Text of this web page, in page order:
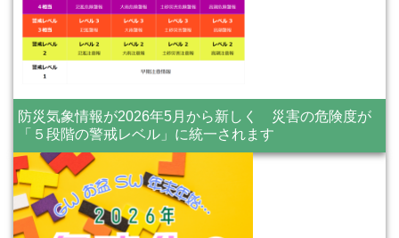
防災気象情報が2026年5月から新しく 災害の危険度が
「５段階の警戒レベル」に統一されます